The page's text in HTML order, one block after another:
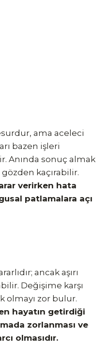
ama aceleci
bazen işleri
Anında sonuç almak
kaçırabilir.
verirken hata
patlamalara açı
ancak aşırı
Değişime karşı
olmayı zor bulur.
hayatın getirdiği
zorlanması ve
olmasıdır.